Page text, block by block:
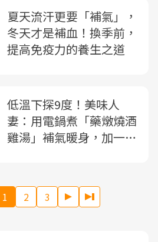
夏天流汗更要「補氣」，
冬天才是補血！換季前，
提高免疫力的養生之道
低溫下探9度！美味人
妻：用電鍋煮「藥燉燒酒
雞湯」補氣暖身，加一匙
1 2 3